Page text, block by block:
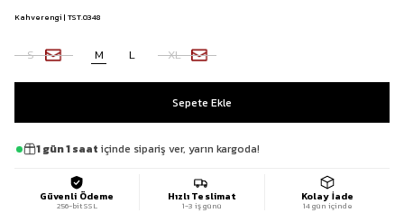
Kahverengi | TST.0348
S M L XL
1 gün 1 saat içinde sipariş ver, yarın kargoda!
Güvenli Ödeme
256-bit SSL
Hızlı Teslimat
1-3 iş günü
Kolay İade
14 gün içinde